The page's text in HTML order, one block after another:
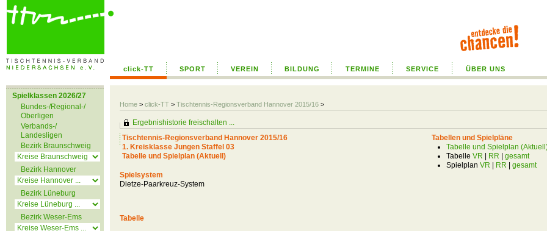
click-TT SPORT VEREIN BILDUNG TERMINE SERVICE ÜBER UNS
Home > click-TT > Tischtennis-Regionsverband Hannover 2015/16 >
Spielklassen 2026/27
Bundes-/Regional-/
Oberligen
Verbands-/
Landesligen
Bezirk Braunschweig
Bezirk Hannover
Bezirk Lüneburg
Bezirk Weser-Ems
Ergebnishistorie freischalten ...
Tischtennis-Regionsverband Hannover 2015/16
1. Kreisklasse Jungen Staffel 03
Tabelle und Spielplan (Aktuell)
Spielsystem
Dietze-Paarkreuz-System
Tabellen und Spielpläne
Tabelle und Spielplan
Tabelle VR RR
gesamt
Spielplan VR RR gesamt
Tabelle